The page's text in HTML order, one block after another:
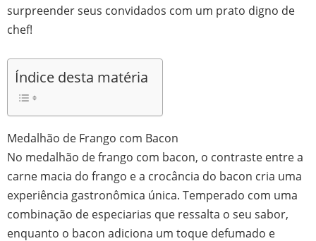
surpreender seus convidados com um prato digno de
chef!
Índice desta matéria
Medalhão de Frango com Bacon
No medalhão de frango com bacon, o contraste entre a
carne macia do frango e a crocância do bacon cria uma
experiência gastronômica única. Temperado com uma
combinação de especiarias que ressalta o seu sabor,
enquanto o bacon adiciona um toque defumado e